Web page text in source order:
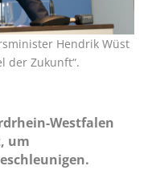
Hendrik Wüst
der Zukunft“.
Westfalen
um